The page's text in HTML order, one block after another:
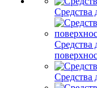
Средства
Средства
Средства